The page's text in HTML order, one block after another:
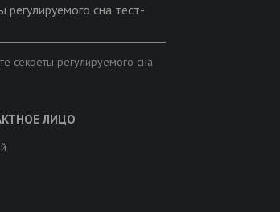
регулируемого сна тест-
секреты регулируемого сна